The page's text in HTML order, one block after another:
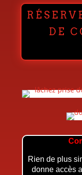
DE
Rien de plus
donne accès